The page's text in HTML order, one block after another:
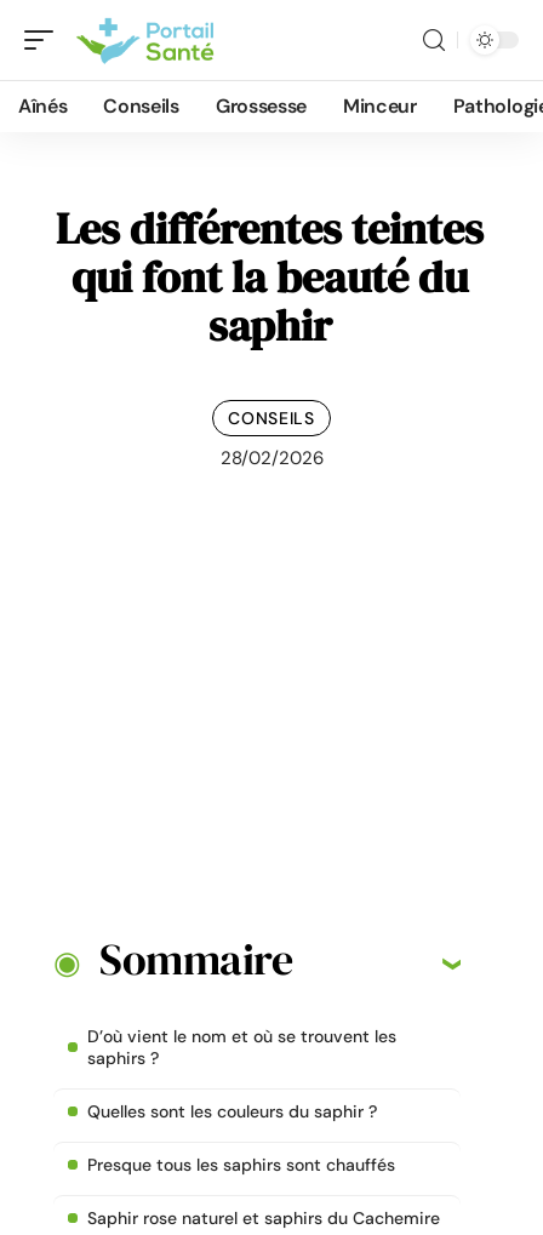
Aînés Conseils Grossesse Minceur
Les différentes teintes
qui font la beauté du
saphir
CONSEILS
28/02/2026
Sommaire
D’où vient le nom et où se trouvent les
saphirs ?
Quelles sont les couleurs du saphir ?
Presque tous les saphirs sont chauffés
Saphir rose naturel et saphirs du Cachemire